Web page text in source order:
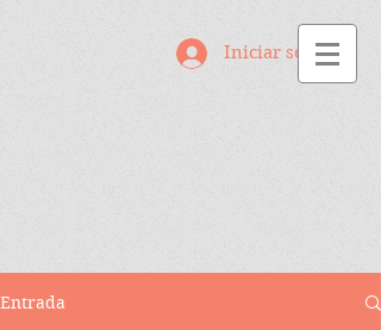
Iniciar sesión
Entrada